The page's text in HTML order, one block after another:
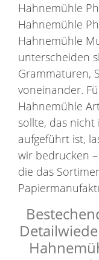
Hahnemühle
Hahnemühle
Hahnemühle
unterscheiden
Grammaturen,
voneinander.
Hahnemühle
sollte, das
aufgeführt ist,
wir bedrucken –
die das